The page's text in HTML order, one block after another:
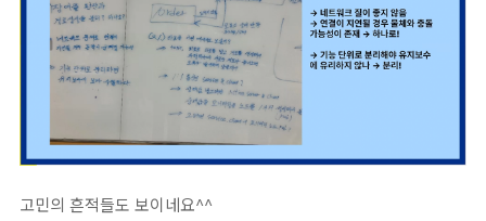
고민의 흔적들도 보이네요^^